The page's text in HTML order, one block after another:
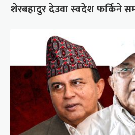
शेरबहादुर देउवा स्वदेश फर्किने